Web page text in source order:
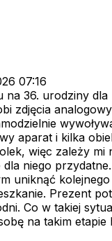
07:16
na 36. urodziny
zdjęcia
aparat i kilka
więc zależy mi
niego
uniknąć
Prezent
Co w takiej
na takim etapie